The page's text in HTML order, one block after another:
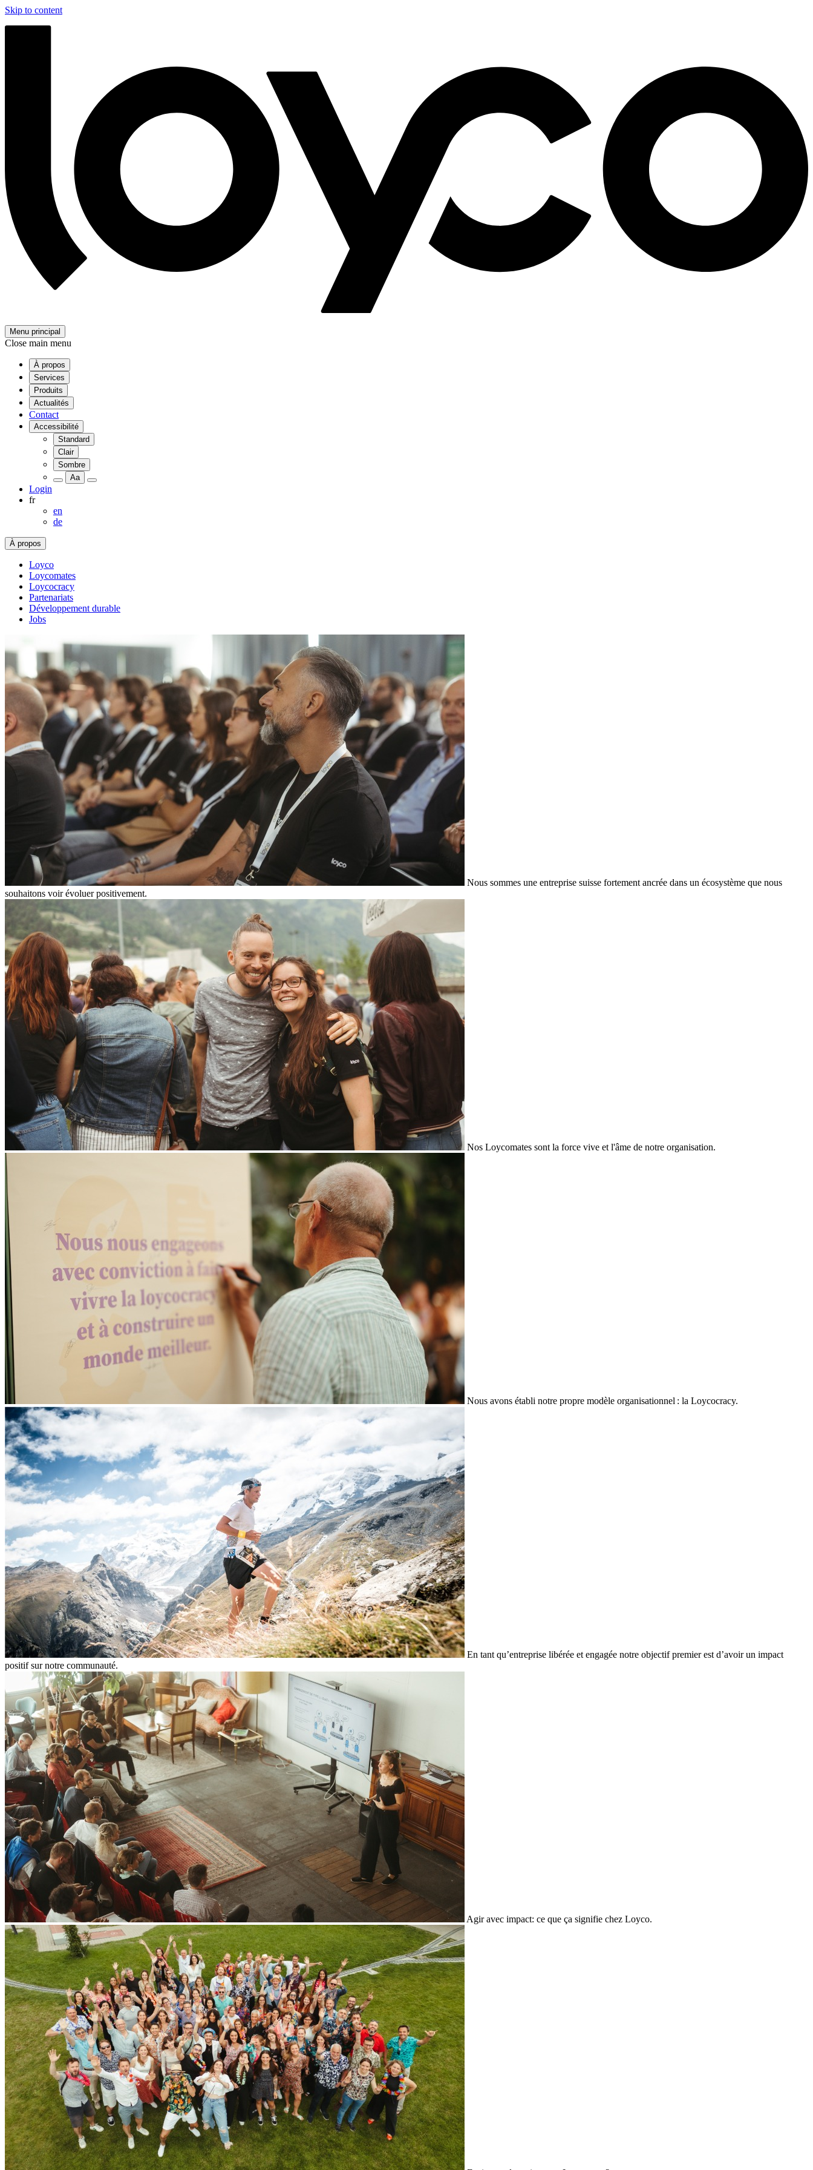
Skip to content
Menu principal
Close main menu
À propos
Services
Produits
Actualités
Contact
Accessibilité
Standard
Clair
Sombre
Aa
Login
fr
en
de
À propos
Loyco
Loycomates
Loycocracy
Partenariats
Développement durable
Jobs
Nous sommes une entreprise suisse fortement ancrée dans un écosystème que nous
souhaitons voir évoluer positivement.
Nos Loycomates sont la force vive et l'âme de notre organisation.
Nous avons établi notre propre modèle organisationnel : la Loycocracy.
En tant qu’entreprise libérée et engagée notre objectif premier est d’avoir un impact
positif sur notre communauté.
Agir avec impact: ce que ça signifie chez Loyco.